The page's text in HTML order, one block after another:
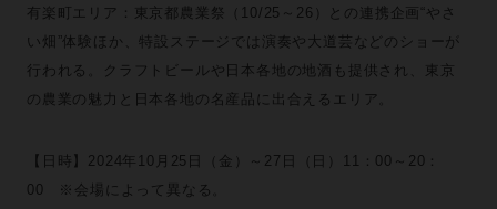
有楽町エリア：東京都農業祭（10/25～26）との連携企画“やさ
い畑”体験ほか、特設ステージでは演奏や大道芸などのショーが
行われる。クラフトビールや日本各地の地酒も提供され、東京
の農業の魅力と日本各地の名産品に出合えるエリア。
【日時】2024年10月25日（金）～27日（日）11：00～20：
00 ※会場によって異なる。